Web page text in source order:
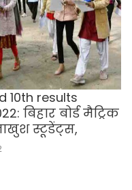
10th results
बिहार बोर्ड मैट्रिक
स्टूडेंट्स,